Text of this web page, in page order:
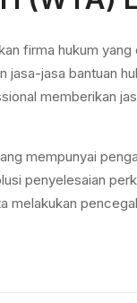
firma hukum
jasa bantuan
memberikan
mempunyai
penyelesaian
melakukan